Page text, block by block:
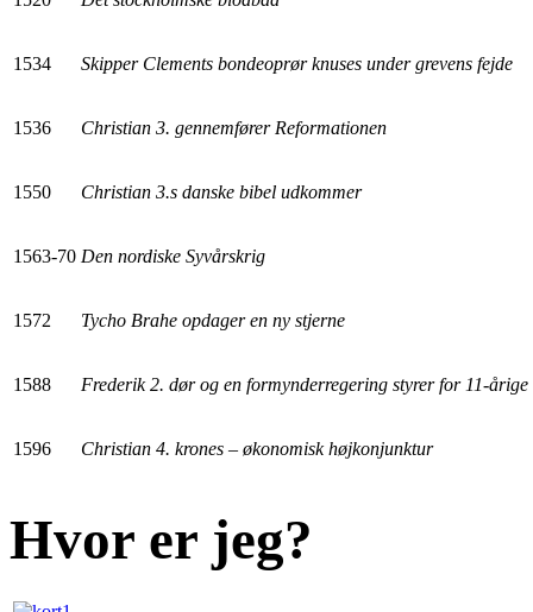
1534 Skipper Clements bondeoprør knuses under grevens fejde
1536 Christian 3. gennemfører Reformationen
1550 Christian 3.s danske bibel udkommer
1563-70 Den nordiske Syvårskrig
1572 Tycho Brahe opdager en ny stjerne
1588 Frederik 2. dør og en formynderregering styrer for 11-
1596 Christian 4. krones – økonomisk højkonjunktur
Hvor er jeg?